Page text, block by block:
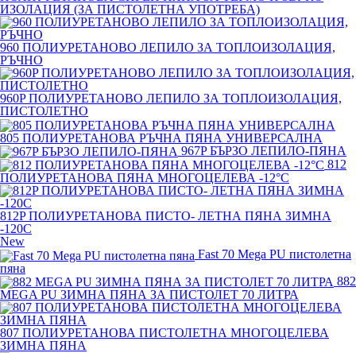
ИЗОЛАЦИЯ (ЗА ПИСТОЛЕТНА УПОТРЕБА)
960 ПОЛИУРЕТАНОВО ЛЕПИЛО ЗА ТОПЛОИЗОЛАЦИЯ,
РЪЧНО
960P ПОЛИУРЕТАНОВО ЛЕПИЛО ЗА ТОПЛОИЗОЛАЦИЯ,
ПИСТОЛЕТНО
805 ПОЛИУРЕТАНОВА РЪЧНА ПЯНА УНИВЕРСАЛНА
967P БЪРЗО ЛЕПИЛО-ПЯНА
812
ПОЛИУРЕТАНОВА ПЯНА МНОГОЦЕЛЕВА -12°C
812P ПОЛИУРЕТАНОВА ПИСТО- ЛЕТНА ПЯНА ЗИМНА
-120С
New
Fast 70 Mega PU пистолетна
пяна
882
MEGA PU ЗИМНА ПЯНА ЗА ПИСТОЛЕТ 70 ЛИТРА
807 ПОЛИУРЕТАНОВА ПИСТОЛЕТНА МНОГОЦЕЛЕВА
ЗИМНА ПЯНА